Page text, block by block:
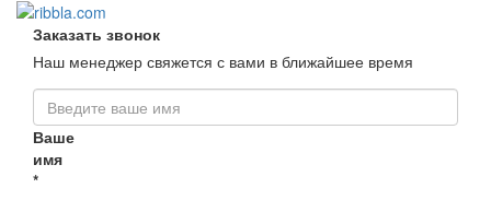
Заказать звонок
Наш менеджер свяжется с вами в ближайшее время
Ваше
имя
*